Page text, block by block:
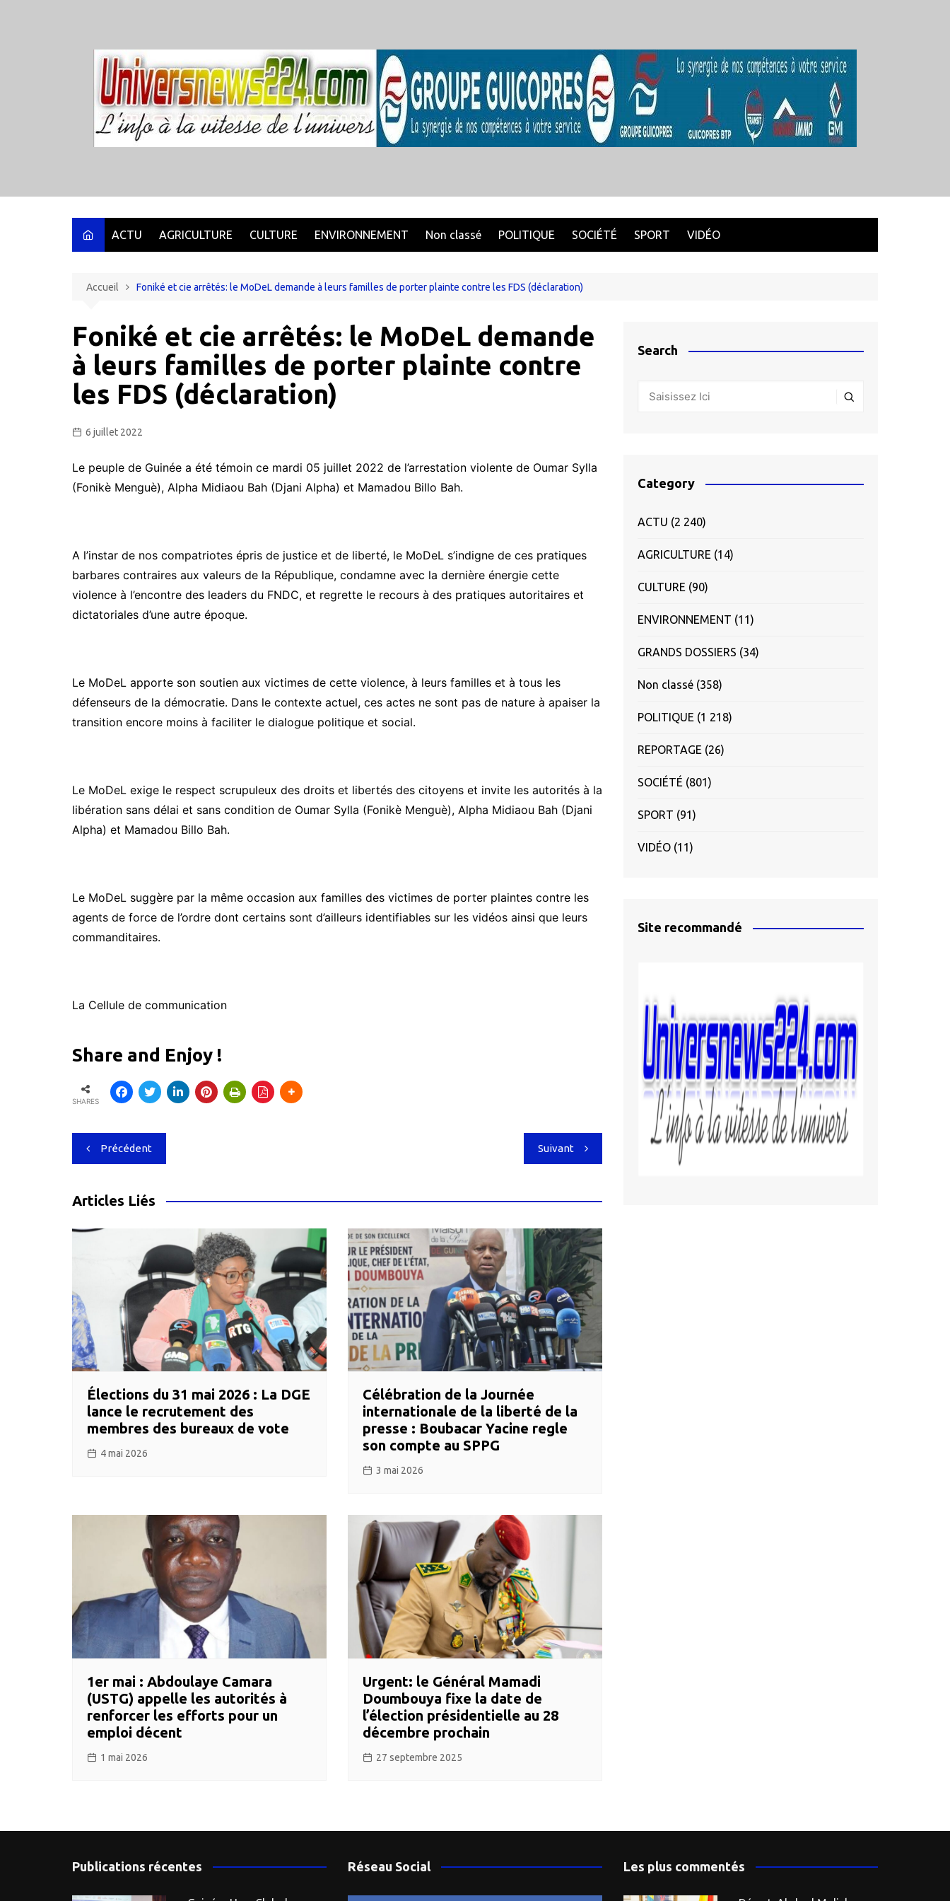
ACTU AGRICULTURE CULTURE ENVIRONNEMENT Non classé POLITIQUE SOCIÉTÉ SPORT VIDÉO
Accueil Foniké et cie arrêtés: le MoDeL demande à leurs familles de porter plainte contre les FDS (déclaration)
Foniké et cie arrêtés: le MoDeL demande
à leurs familles de porter plainte contre
les FDS (déclaration)
6 juillet 2022
Le peuple de Guinée a été témoin ce mardi 05 juillet 2022 de l’arrestation violente de Oumar Sylla
(Fonikè Menguè), Alpha Midiaou Bah (Djani Alpha) et Mamadou Billo Bah.
A l’instar de nos compatriotes épris de justice et de liberté, le MoDeL s’indigne de ces pratiques
barbares contraires aux valeurs de la République, condamne avec la dernière énergie cette
violence à l’encontre des leaders du FNDC, et regrette le recours à des pratiques autoritaires et
dictatoriales d’une autre époque.
Le MoDeL apporte son soutien aux victimes de cette violence, à leurs familles et à tous les
défenseurs de la démocratie. Dans le contexte actuel, ces actes ne sont pas de nature à apaiser la
transition encore moins à faciliter le dialogue politique et social.
Le MoDeL exige le respect scrupuleux des droits et libertés des citoyens et invite les autorités à la
libération sans délai et sans condition de Oumar Sylla (Fonikè Menguè), Alpha Midiaou Bah (Djani
Alpha) et Mamadou Billo Bah.
Le MoDeL suggère par la même occasion aux familles des victimes de porter plaintes contre les
agents de force de l’ordre dont certains sont d’ailleurs identifiables sur les vidéos ainsi que leurs
commanditaires.
La Cellule de communication
Share and Enjoy !
SHARES
Navigation
de
l’article
Précédent Suivant
Articles Liés
Élections du 31 mai 2026 : La DGE
lance le recrutement des
membres des bureaux de vote
4 mai 2026
Célébration de la Journée
internationale de la liberté de la
presse : Boubacar Yacine regle
son compte au SPPG
3 mai 2026
1er mai : Abdoulaye Camara
(USTG) appelle les autorités à
renforcer les efforts pour un
emploi décent
1 mai 2026
Urgent: le Général Mamadi
Doumbouya fixe la date de
l’élection présidentielle au 28
décembre prochain
27 septembre 2025
Search
Category
ACTU (2 240)
AGRICULTURE (14)
CULTURE (90)
ENVIRONNEMENT (11)
GRANDS DOSSIERS (34)
Non classé (358)
POLITIQUE (1 218)
REPORTAGE (26)
SOCIÉTÉ (801)
SPORT (91)
VIDÉO (11)
Site recommandé
Publications récentes Réseau Social Les plus commentés